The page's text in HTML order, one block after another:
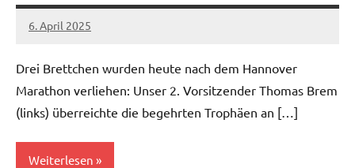
6. April 2025
admin
Keine
Drei Brettchen wurden heute nach dem Hannover
Marathon verliehen: Unser 2. Vorsitzender Thomas Brem
(links) überreichte die begehrten Trophäen an […]
Weiterlesen